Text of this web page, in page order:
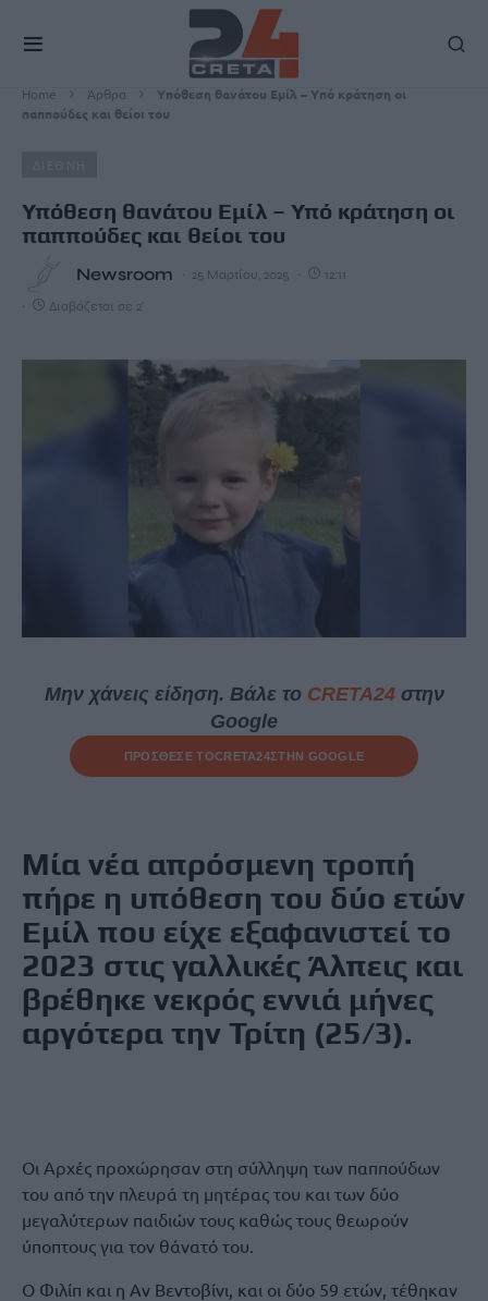
Home Άρθρα
Υπόθεση θανάτου Εμίλ – Υπό κράτηση οι
παππούδες και θείοι του
Υπόθεση θανάτου Εμίλ – Υπό κράτηση οι
παππούδες και θείοι του
Newsroom 25 Μαρτίου, 2025 12:11
Διαβάζεται σε 2'
Μην χάνεις είδηση. Βάλε το CRETA24στην
Google
ΠΡΟΣΘΕΣΕ ΤΟCRETA24ΣΤΗΝ GOOGLE
Μία νέα απρόσμενη τροπή
πήρε η υπόθεση του δύο ετών
Εμίλ που είχε εξαφανιστεί το
2023 στις γαλλικές Άλπεις και
βρέθηκε νεκρός εννιά μήνες
αργότερα την Τρίτη (25/3).
Οι Αρχές προχώρησαν στη σύλληψη των παππούδων
του από την πλευρά τη μητέρας του και των δύο
μεγαλύτερων παιδιών τους καθώς τους θεωρούν
ύποπτους για τον θάνατό του.
Ο Φιλίπ και η Αν Βεντοβίνι, και οι δύο 59 ετών, τέθηκαν